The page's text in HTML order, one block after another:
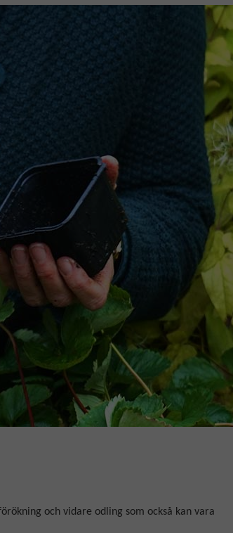
och vidare odling som också kan vara